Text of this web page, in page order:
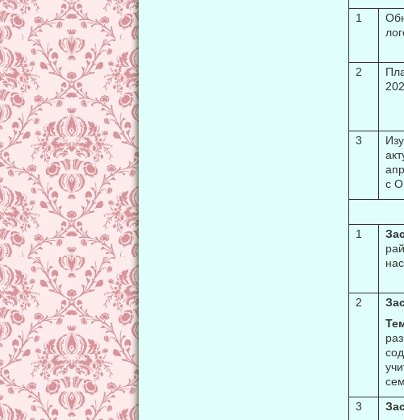
1
2
3
с
III.
1
2
3